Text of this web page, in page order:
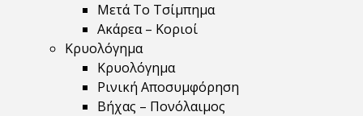
Μετά Το Τσίμπημα
Ακάρεα – Κοριοί
Κρυολόγημα
Κρυολόγημα
Ρινική Αποσυμφόρηση
Βήχας – Πονόλαιμος